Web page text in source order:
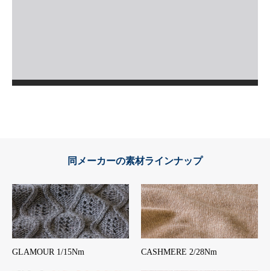
同メーカーの素材ラインナップ
GLAMOUR 1/15Nm CASHMERE 2/28Nm